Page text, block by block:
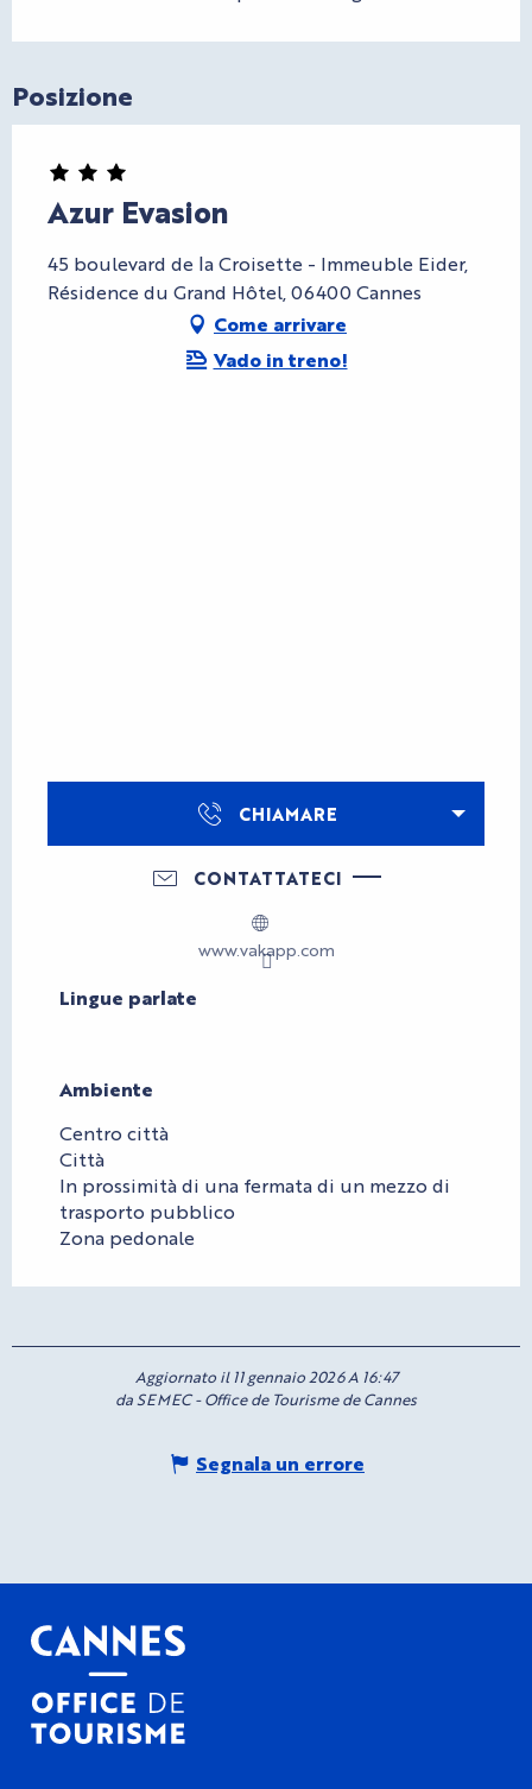
Posizione
Azur Evasion
45 boulevard de la Croisette - Immeuble Eider,
Résidence du Grand Hôtel, 06400 Cannes
Come arrivare
Vado in treno!
CHIAMARE
CONTATTATECI
www.vakapp.com
Lingue parlate
Lingue parlate
Ambiente
Ambiente
Centro città
Città
In prossimità di una fermata di un mezzo di
trasporto pubblico
Zona pedonale
Aggiornato il 11 gennaio 2026 A 16:47
da SEMEC - Office de Tourisme de Cannes
Segnala un errore